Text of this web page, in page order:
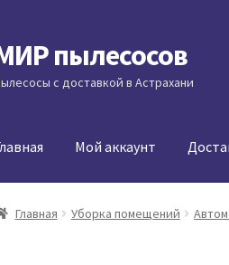
пылесосов
с доставкой в Астрахани
Мой аккаунт
Главная Уборка помещений